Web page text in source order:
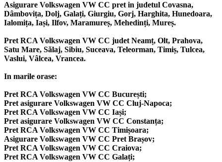
Asigurare Volkswagen VW CC pret in judetul Covasna,
Dâmbovița, Dolj, Galați, Giurgiu, Gorj, Harghita, Hunedoara,
Ialomița, Iași, Ilfov, Maramureș, Mehedinți, Mureș.
Pret RCA Volkswagen VW CC judet Neamț, Olt, Prahova,
Satu Mare, Sălaj, Sibiu, Suceava, Teleorman, Timiș, Tulcea,
Vaslui, Vâlcea, Vrancea.
In marile orase:
Pret RCA Volkswagen VW CC București;
Pret asigurare Volkswagen VW CC Cluj-Napoca;
Pret RCA Volkswagen VW CC Iași;
Pret asigurare Volkswagen VW CC Constanța;
Pret RCA Volkswagen VW CC Timișoara;
Asigurare Volkswagen VW CC Pret Brașov;
Pret RCA Volkswagen VW CC Craiova;
Pret RCA Volkswagen VW CC Galați;